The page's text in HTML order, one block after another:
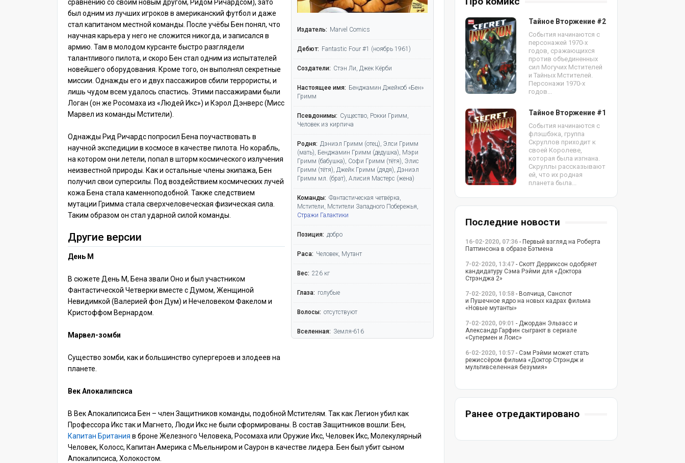
Издатель: Marvel Comics
Дебют: Fantastic Four #1 (ноябрь 1961)
Создатели: Стэн Ли, Джек Кёрби
Настоящее имя: Бенджамин Джейкоб «Бен»
Гримм
Псевдонимы: Существо, Рокки Гримм,
Человек из кирпича
Родня: Дэниэл Гримм (отец), Элси Гримм
(мать), Бенджамин Гримм (дедушка), Мэри
Гримм (бабушка), Софи Гримм (тётя), Элис
Гримм (тётя), Джейк Гримм (дядя), Дэниэл
Гримм мл. (брат), Алисия Мастерс (жена)
Команды: Фантастическая четвёрка,
Мстители, Мстители Западного Побережья,
Стражи Галактики
Позиция: добро
Раса: Человек, Мутант
Вес: 226 кг
Глаза: голубые
Волосы: отсутствуют
Вселенная: Земля-616
сравнению со своим новым другом, Ридом Ричардсом), зато
был одним из лучших игроков в американский футбол и даже
стал капитаном местной команды. После учёбы Бен понял, что
научная карьера у него не сложится никогда, и записался в
армию. Там в молодом курсанте быстро разглядели
талантливого пилота, и скоро Бен стал одним из испытателей
новейшего оборудования. Кроме того, он выполнял секретные
миссии. Однажды его и двух пассажиров сбили террористы, и
лишь чудом всем удалось спастись. Этими пассажирами были
Логан (он же Росомаха из «Людей Икс») и Кэрол Дэнверс (Мисс
Марвел из команды Мстители).
Однажды Рид Ричардс попросил Бена поучаствовать в
научной экспедиции в космосе в качестве пилота. Но корабль,
на котором они летели, попал в шторм космического излучения
неизвестной природы. Как и остальные члены экипажа, Бен
получил свои суперсилы. Под воздействием космических лучей
кожа Бена стала каменноподобной. Также следствием
мутации Гримма стала сверхчеловеческая физическая сила.
Таким образом он стал ударной силой команды.
Другие версии
День М
В сюжете День М, Бена звали Оно и был участником
Фантастической Четверки вместе с Думом, Женщиной
Невидимкой (Валерией фон Дум) и Нечеловеком Факелом и
Кристоффом Вернардом.
Марвел-зомби
Существо зомби, как и большинство супергероев и злодеев на
планете.
Век Апокалипсиса
В Век Апокалипсиса Бен – член Защитников команды, подобной Мстителям. Так как Легион убил как
Профессора Икс так и Магнето, Люди Икс не были сформированы. В состав Защитников вошли: Бен,
Капитан Британия в броне Железного Человека, Росомаха или Оружие Икс, Человек Икс, Молекулярный
Человек, Колосс, Капитан Америка с Мьельниром и Саурон в качестве лидера. Бен был убит сыном
Апокалипсиса, Холокостом.
Тайное Вторжение #2
События начинаются с
персонажей 1970-х
годов, сражающихся
против объединенных
сил Могучих Мстителей
и Тайных Мстителей.
Персонажи 1970-х
годов...
Тайное Вторжение #1
События начинаются с
флэшбэка, группа
Скруллов приходит к
своей Королеве,
которая была изгнана.
Скруллы рассказывают
ей, что их родная
планета была...
Последние новости
16-02-2020, 07:36 - Первый взгляд на Роберта
Паттинсона в образе Бэтмена
7-02-2020, 13:47 - Скотт Дерриксон одобряет
кандидатуру Сэма Рэйми для «Доктора
Стрэнджа 2»
7-02-2020, 10:58 - Волчица, Санспот
и Пушечное ядро на новых кадрах фильма
«Новые мутанты»
7-02-2020, 09:01 - Джордан Эльзасс и
Александр Гарфин сыграют в сериале
«Супермен и Лоис»
6-02-2020, 10:57 - Сэм Рэйми может стать
режиссёром фильма «Доктор Стрэндж и
мультивселенная безумия»
Ранее отредактировано